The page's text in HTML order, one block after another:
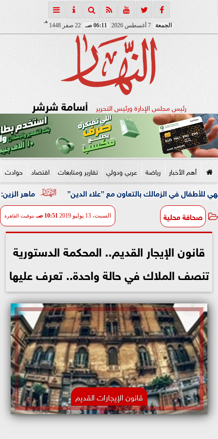
الجمعة 7 أغسطس 2026 06:11 صـ 22 صفر 1448
هـ
رئيس مجلس الإدارة ورئيس التحرير أسامة شرشر
أهم الأخبار رياضة عربي ودولي تقارير ومتابعات اقتصاد حوادث
ماهر الزين: 25 حافلة تُعيد 1250 سودانيًا ضمن الفوج الـ41.. والالتزام بوثائق السفر عزز انسيابية العودة الطوعية الزمالك بالتعاون مع ”علاء الدين”
صحافة محلية السبت، 13 يوليو 2019 10:51 صـ بتوقيت القاهرة
قانون الإيجار القديم.. المحكمة الدستورية
تنصف الملاك في حالة واحدة.. تعرف عليها
قانون الإيجارات القديم